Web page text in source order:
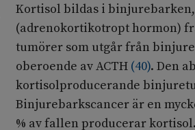
Kortisol bildas i
(adrenokortikotropt hormon)
tumörer som utgår från
oberoende av ACTH (40). Den
kortisolproducerande
Binjurebarkscancer är en
% av fallen producerar kortisol.